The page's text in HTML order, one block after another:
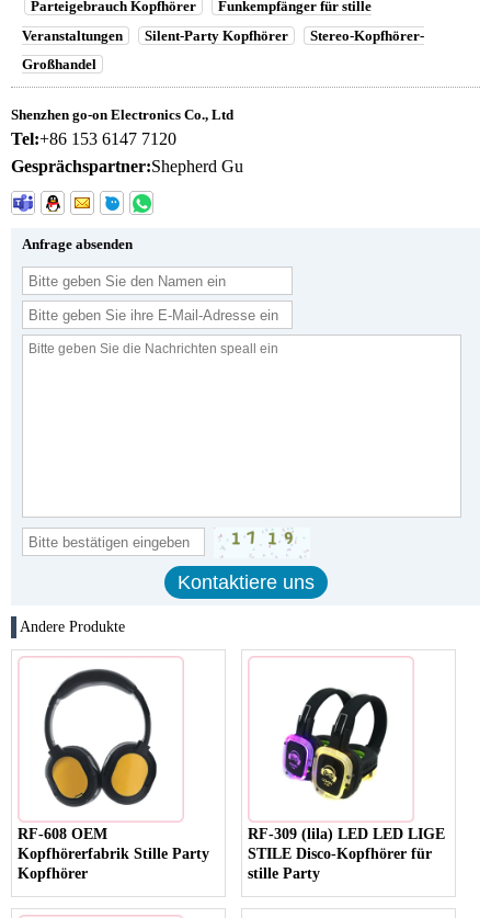
Parteigebrauch Kopfhörer
Funkempfänger für stille
Veranstaltungen
Silent-Party Kopfhörer
Stereo-Kopfhörer-
Großhandel
Shenzhen go-on Electronics Co., Ltd
Tel:+86 153 6147 7120
Gesprächspartner:Shepherd Gu
Anfrage absenden
Andere Produkte
RF-608 OEM
Kopfhörerfabrik Stille Party
Kopfhörer
RF-309 (lila) LED LED LIGE
STILE Disco-Kopfhörer für
stille Party